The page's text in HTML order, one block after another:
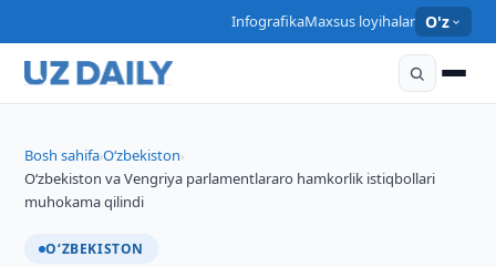
InfografikaMaxsus loyihalar O'z
Bosh sahifa›O‘zbekiston›
O‘zbekiston va Vengriya parlamentlararo hamkorlik istiqbollari
muhokama qilindi
O‘ZBEKISTON